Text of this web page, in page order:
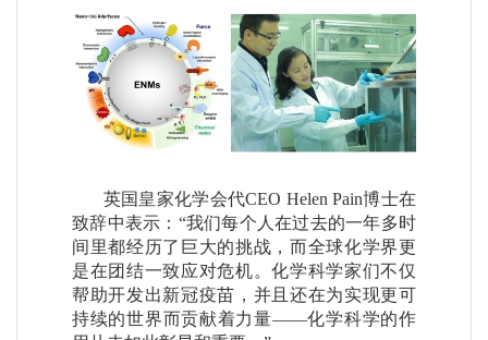
英国皇家化学会代CEO Helen Pain博士在
致辞中表示：“我们每个人在过去的一年多时
间里都经历了巨大的挑战，而全球化学界更
是在团结一致应对危机。化学科学家们不仅
帮助开发出新冠疫苗，并且还在为实现更可
持续的世界而贡献着力量——化学科学的作